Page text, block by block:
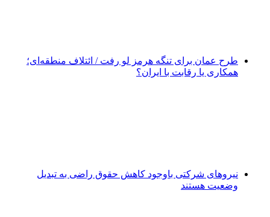
طرح عمان برای تنگه هرمز لو رفت / ائتلاف منطقه‌ای؛
همکاری یا رقابت با ایران؟
نیروهای شرکتی باوجود کاهش حقوق راضی به تبدیل
وضعیت هستند